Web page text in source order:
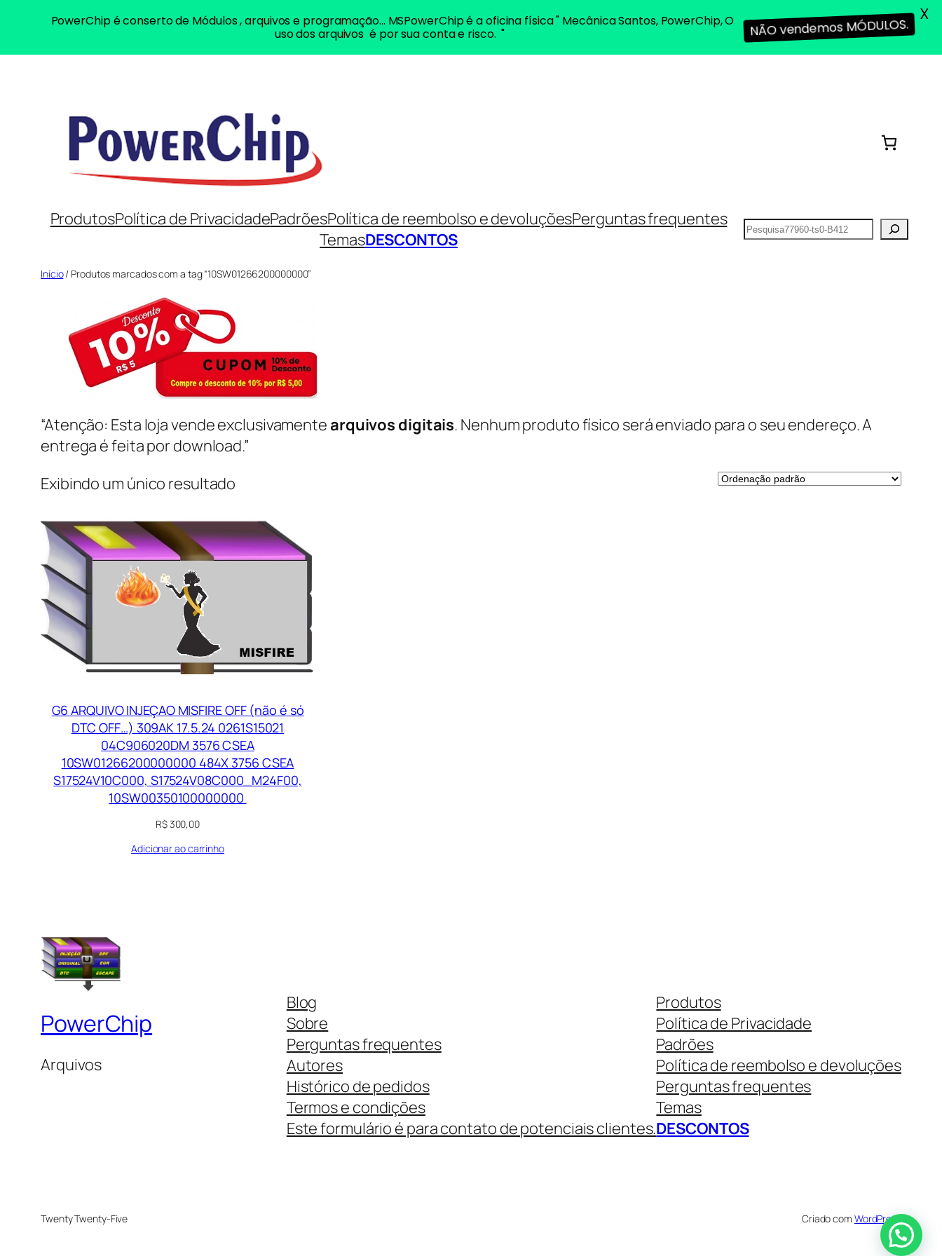
ProdutosPolítica de PrivacidadePadrõesPolítica de reembolso e devoluçõesPerguntas frequentes
TemasDESCONTOS
Pesquisar
Início/ Produtos marcados com a tag “10SW01266200000000”
“Atenção: Esta loja vende exclusivamentearquivos digitais. Nenhum produto físico será enviado para o seu endereço. A
entrega é feita por download.”
Exibindo um único resultado
G6 ARQUIVO INJEÇAO MISFIRE OFF (não é só
DTC OFF…) 309AK 17.5.24 0261S15021
04C906020DM 3576 CSEA
10SW01266200000000 484X 3756 CSEA
S17524V10C000, S17524V08C000_M24F00,
10SW00350100000000
R$300,00
Adicionar ao carrinho
PowerChip
Arquivos
Blog
Sobre
Perguntas frequentes
Autores
Histórico de pedidos
Termos e condições
Este formulário é para contato de potenciais clientes.
Produtos
Política de Privacidade
Padrões
Política de reembolso e devoluções
Perguntas frequentes
Temas
DESCONTOS
Twenty Twenty-Five Criado com WordPress
PowerChip é conserto de Módulos , arquivos e programação... MSPowerChip é a oficina física " Mecânica Santos, PowerChip, O
uso dos arquivos é por sua conta e risco. "
NÃO vendemos MÓDULOS.
X